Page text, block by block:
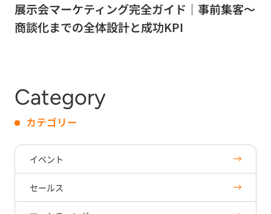
展示会マーケティング完全ガイド｜事前集客〜
商談化までの全体設計と成功KPI
Category
カテゴリー
イベント
セールス